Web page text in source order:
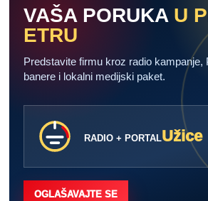
VAŠA PORUKA U
ETRU
Predstavite firmu kroz radio kampanje,
banere i lokalni medijski paket.
RADIO + PORTALUžice
OGLAŠAVAJTE SE